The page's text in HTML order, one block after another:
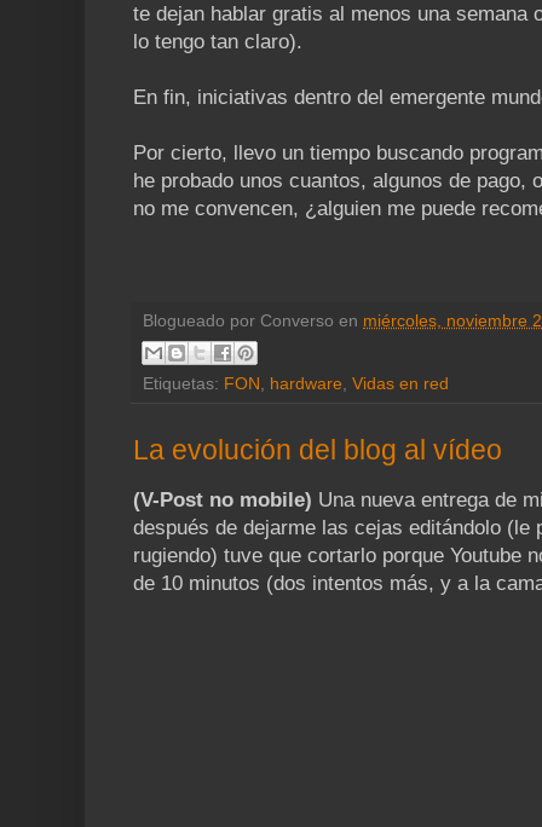
te dejan hablar gratis al menos una semana
lo tengo tan claro).
En fin, iniciativas dentro del emergente
Por cierto, llevo un tiempo buscando
he probado unos cuantos, algunos de pago,
no me convencen, ¿alguien me puede
Blogueado por Converso en miércoles, noviembre
Etiquetas: FON hardware Vidas en red
La evolución del blog al vídeo
(V-Post no mobile) Una nueva entrega de
después de dejarme las cejas editándolo (le
rugiendo) tuve que cortarlo porque Youtube
de 10 minutos (dos intentos más, y a la